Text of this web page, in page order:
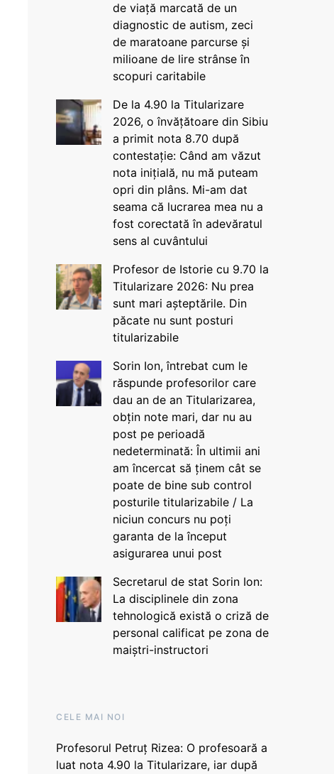
de viață marcată de un
diagnostic de autism, zeci
de maratoane parcurse și
milioane de lire strânse în
scopuri caritabile
De la 4.90 la Titularizare
2026, o învățătoare din Sibiu
a primit nota 8.70 după
contestație: Când am văzut
nota inițială, nu mă puteam
opri din plâns. Mi-am dat
seama că lucrarea mea nu a
fost corectată în adevăratul
sens al cuvântului
Profesor de Istorie cu 9.70 la
Titularizare 2026: Nu prea
sunt mari așteptările. Din
păcate nu sunt posturi
titularizabile
Sorin Ion, întrebat cum le
răspunde profesorilor care
dau an de an Titularizarea,
obțin note mari, dar nu au
post pe perioadă
nedeterminată: În ultimii ani
am încercat să ținem cât se
poate de bine sub control
posturile titularizabile / La
niciun concurs nu poți
garanta de la început
asigurarea unui post
Secretarul de stat Sorin Ion:
La disciplinele din zona
tehnologică există o criză de
personal calificat pe zona de
maiștri-instructori
CELE MAI NOI
Profesorul Petruț Rizea: O profesoară a
luat nota 4.90 la Titularizare, iar după